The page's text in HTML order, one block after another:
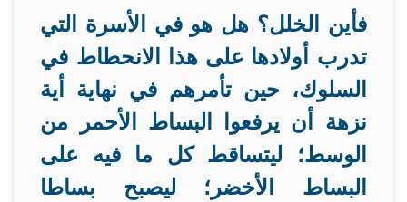
فأين الخلل؟ هل هو في الأسرة التي
تدرب أولادها على هذا الانحطاط في
السلوك، حين تأمرهم في نهاية أية
نزهة أن يرفعوا البساط الأحمر من
الوسط؛ ليتساقط كل ما فيه على
البساط الأخضر؛ ليصبح بساطا